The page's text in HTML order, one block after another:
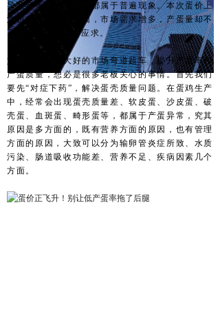
导致产蛋率降低，这都属于普遍现象。本次蛋价上
涨也有这部分的原因，市场需求增多，产蛋量却不
高，市场明显供不应求。
如何能在一片大好的市场弯道超车，提升产蛋率和
产蛋质量，想必是很多老板关心的事情。首先我们
要先“对症下药”，解决蛋壳质量问题。在蛋鸡生产
中，经常会出现蛋壳质量差、软皮蛋、沙皮蛋、破
壳蛋、血斑蛋、畸形蛋等，都属于产蛋异常，究其
原因是多方面的，既有营养方面的原因，也有管理
方面的原因，大致可以分为输卵管炎症所致、水质
污染、肠道吸收功能差、营养不足、疾病因素几个
方面。